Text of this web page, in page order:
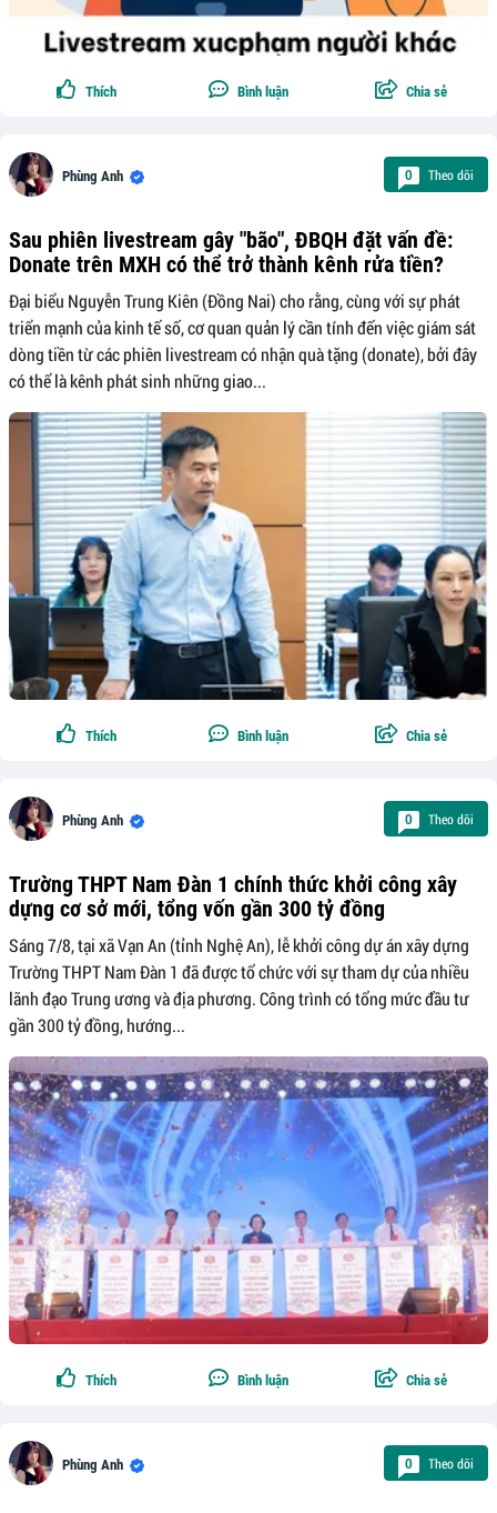
Thích Bình luận Chia sẻ
Phùng Anh 0 Theo dõi
Sau phiên livestream gây "bão", ĐBQH đặt vấn đề:
Donate trên MXH có thể trở thành kênh rửa tiền?
Đại biểu Nguyễn Trung Kiên (Đồng Nai) cho rằng, cùng với sự phát
triển mạnh của kinh tế số, cơ quan quản lý cần tính đến việc giám sát
dòng tiền từ các phiên livestream có nhận quà tặng (donate), bởi đây
có thể là kênh phát sinh những giao...
Thích Bình luận Chia sẻ
Phùng Anh 0 Theo dõi
Trường THPT Nam Đàn 1 chính thức khởi công xây
dựng cơ sở mới, tổng vốn gần 300 tỷ đồng
Sáng 7/8, tại xã Vạn An (tỉnh Nghệ An), lễ khởi công dự án xây dựng
Trường THPT Nam Đàn 1 đã được tổ chức với sự tham dự của nhiều
lãnh đạo Trung ương và địa phương. Công trình có tổng mức đầu tư
gần 300 tỷ đồng, hướng...
Thích Bình luận Chia sẻ
Phùng Anh 0 Theo dõi